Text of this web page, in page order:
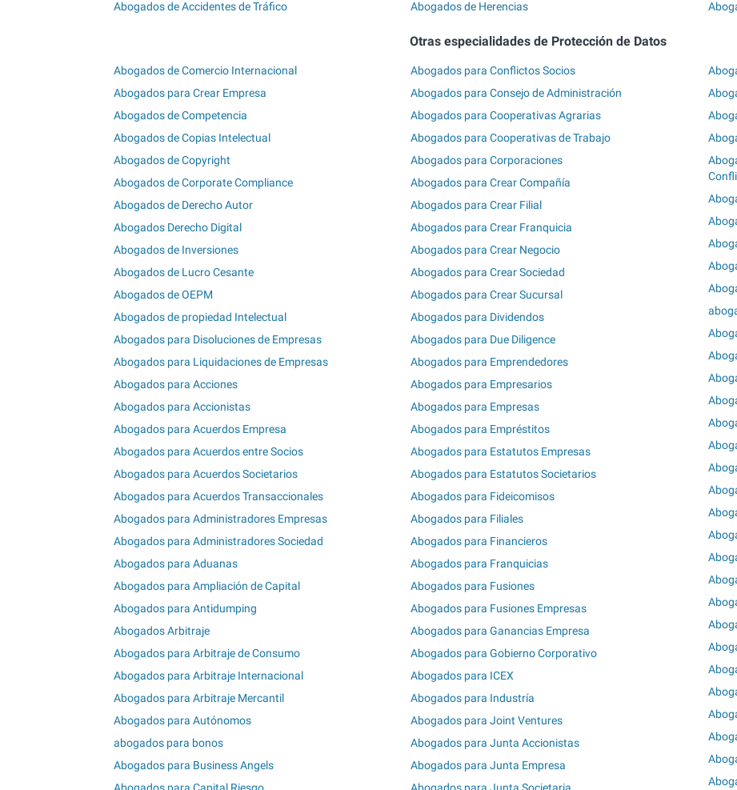
Abogados de Accidentes de Tráfico
Abogados de Herencias
Otras especialidades de Protección de Datos
Abogados de Comercio Internacional
Abogados para Crear Empresa
Abogados de Competencia
Abogados de Copias Intelectual
Abogados de Copyright
Abogados de Corporate Compliance
Abogados de Derecho Autor
Abogados Derecho Digital
Abogados de Inversiones
Abogados de Lucro Cesante
Abogados de OEPM
Abogados de propiedad Intelectual
Abogados para Disoluciones de Empresas
Abogados para Liquidaciones de Empresas
Abogados para Acciones
Abogados para Accionistas
Abogados para Acuerdos Empresa
Abogados para Acuerdos entre Socios
Abogados para Acuerdos Societarios
Abogados para Acuerdos Transaccionales
Abogados para Administradores Empresas
Abogados para Administradores Sociedad
Abogados para Aduanas
Abogados para Ampliación de Capital
Abogados para Antidumping
Abogados Arbitraje
Abogados para Arbitraje de Consumo
Abogados para Arbitraje Internacional
Abogados para Arbitraje Mercantil
Abogados para Autónomos
abogados para bonos
Abogados para Business Angels
Abogados para Conflictos Socios
Abogados para Consejo de Administración
Abogados para Cooperativas Agrarias
Abogados para Cooperativas de Trabajo
Abogados para Corporaciones
Abogados para Crear Compañía
Abogados para Crear Filial
Abogados para Crear Franquicia
Abogados para Crear Negocio
Abogados para Crear Sociedad
Abogados para Crear Sucursal
Abogados para Dividendos
Abogados para Due Diligence
Abogados para Emprendedores
Abogados para Empresarios
Abogados para Empresas
Abogados para Empréstitos
Abogados para Estatutos Empresas
Abogados para Estatutos Societarios
Abogados para Fideicomisos
Abogados para Filiales
Abogados para Financieros
Abogados para Franquicias
Abogados para Fusiones
Abogados para Fusiones Empresas
Abogados para Ganancias Empresa
Abogados para Gobierno Corporativo
Abogados para ICEX
Abogados para Industría
Abogados para Joint Ventures
Abogados para Junta Accionistas
Abogados para Junta Empresa